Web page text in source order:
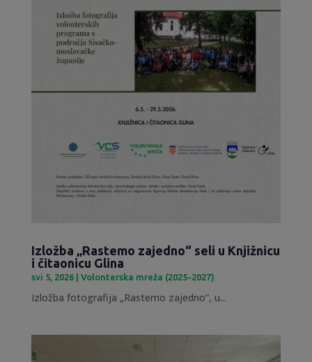
Izložba „Rastemo zajedno“ seli u Knjižnicu
i čitaonicu Glina
svi 5, 2026| Volonterska mreža (2025-2027)
Izložba fotografija „Rastemo zajedno“, u...